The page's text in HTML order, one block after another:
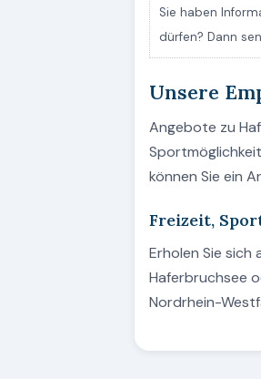
Sie haben
dürfen? Dann
Unsere
Angebote zu
können Sie ein
Freizeit,
Erholen Sie sich
Haferbruchsee
Nordrhein-